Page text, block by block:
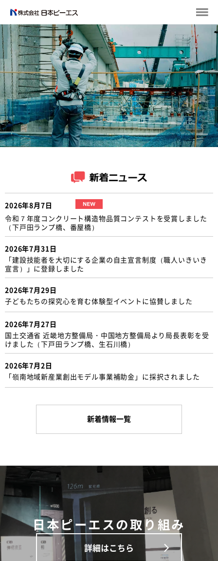
2026年8月7日
令和７年度コンクリート構造物品質コンテストを受賞しました
（下戸田ランプ橋、番屋橋）
2026年7月31日
「建設技能者を大切にする企業の自主宣言制度（職人いきいき
宣言）」に登録しました
2026年7月29日
子どもたちの探究心を育む体験型イベントに協賛しました
2026年7月27日
国土交通省 近畿地方整備局・中国地方整備局より局長表彰を受
けました（下戸田ランプ橋、生石川橋）
2026年7月2日
「嶺南地域新産業創出モデル事業補助金」に採択されました
新着情報一覧
日本ピーエスの取り組み
詳細はこちら